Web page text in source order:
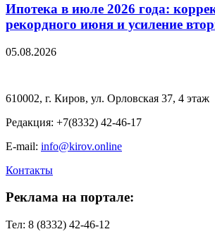
Ипотека в июле 2026 года:
рекордного июня и усиление
05.08.2026
610002, г. Киров, ул. Орловская 37, 4 этаж
Редакция: +7(8332) 42-46-17
E-mail: info@kirov.online
Контакты
Реклама на портале:
Тел: 8 (8332) 42-46-12